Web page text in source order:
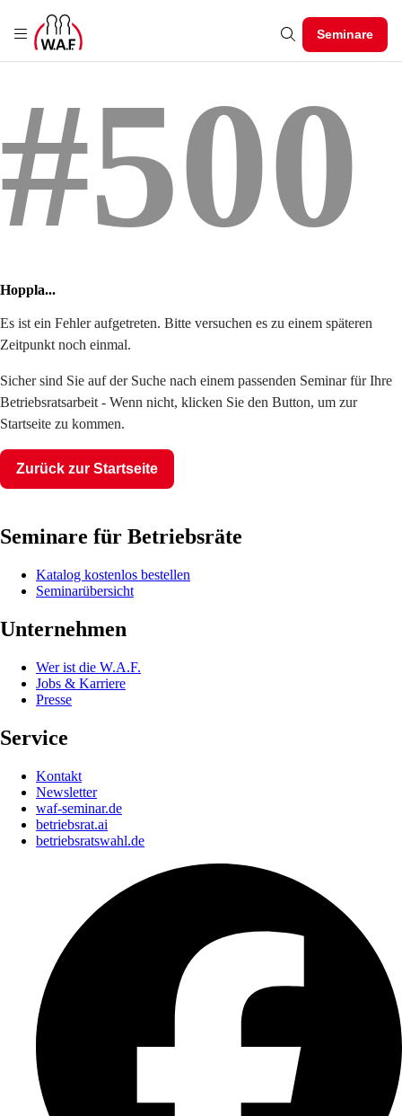
Seminare
#500
Hoppla...
Es ist ein Fehler aufgetreten. Bitte versuchen es zu einem späteren
Zeitpunkt noch einmal.
Sicher sind Sie auf der Suche nach einem passenden Seminar für Ihre
Betriebsratsarbeit - Wenn nicht, klicken Sie den Button, um zur
Startseite zu kommen.
Zurück zur Startseite
Seminare für Betriebsräte
Katalog kostenlos bestellen
Seminarübersicht
Unternehmen
Wer ist die W.A.F.
Jobs & Karriere
Presse
Service
Kontakt
Newsletter
waf-seminar.de
betriebsrat.ai
betriebsratswahl.de